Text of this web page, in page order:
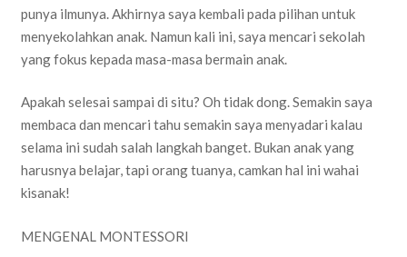
punya ilmunya. Akhirnya saya kembali pada pilihan untuk
menyekolahkan anak. Namun kali ini, saya mencari sekolah
yang fokus kepada masa-masa bermain anak.
Apakah selesai sampai di situ? Oh tidak dong. Semakin saya
membaca dan mencari tahu semakin saya menyadari kalau
selama ini sudah salah langkah banget. Bukan anak yang
harusnya belajar, tapi orang tuanya, camkan hal ini wahai
kisanak!
MENGENAL MONTESSORI